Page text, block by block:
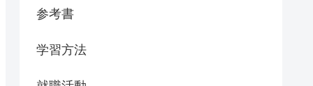
参考書
学習方法